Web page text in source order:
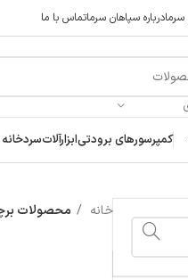
درباره سپاهان سرماتماس با ما
کمپرسورهای برودتیابزارآلات
خانه محصولات